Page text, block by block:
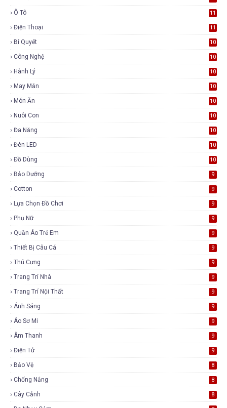
Ô Tô 11
Điện Thoại 11
Bí Quyết 10
Công Nghệ 10
Hành Lý 10
May Mắn 10
Món Ăn 10
Nuôi Con 10
Đa Năng 10
Đèn LED 10
Đồ Dùng 10
Bảo Dưỡng 9
Cotton 9
Lựa Chọn Đồ Chơi 9
Phụ Nữ 9
Quần Áo Trẻ Em 9
Thiết Bị Câu Cá 9
Thú Cưng 9
Trang Trí Nhà 9
Trang Trí Nội Thất 9
Ánh Sáng 9
Áo Sơ Mi 9
Âm Thanh 9
Điện Tử 9
Bảo Vệ 8
Chống Nắng 8
Cây Cảnh 8